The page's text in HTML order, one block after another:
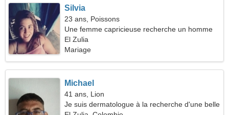
Silvia
23 ans, Poissons
Une femme capricieuse recherche un homme
El Zulia
Mariage
Michael
41 ans, Lion
Je suis dermatologue à la recherche d'une belle